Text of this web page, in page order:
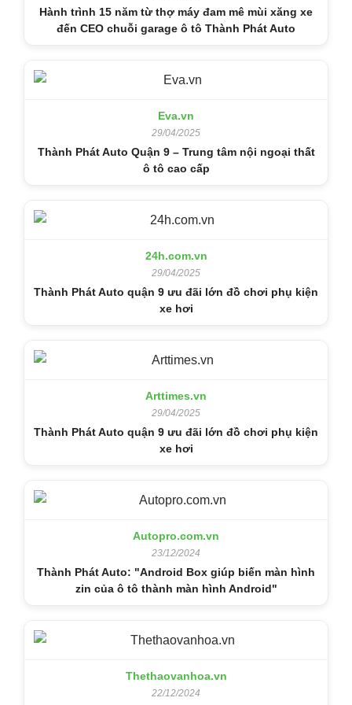
Hành trình 15 năm từ thợ máy đam mê mùi xăng xe
đến CEO chuỗi garage ô tô Thành Phát Auto
Eva.vn
29/04/2025
Thành Phát Auto Quận 9 – Trung tâm nội ngoại thất
ô tô cao cấp
24h.com.vn
29/04/2025
Thành Phát Auto quận 9 ưu đãi lớn đồ chơi phụ kiện
xe hơi
Arttimes.vn
29/04/2025
Thành Phát Auto quận 9 ưu đãi lớn đồ chơi phụ kiện
xe hơi
Autopro.com.vn
23/12/2024
Thành Phát Auto: "Android Box giúp biến màn hình
zin của ô tô thành màn hình Android"
Thethaovanhoa.vn
22/12/2024